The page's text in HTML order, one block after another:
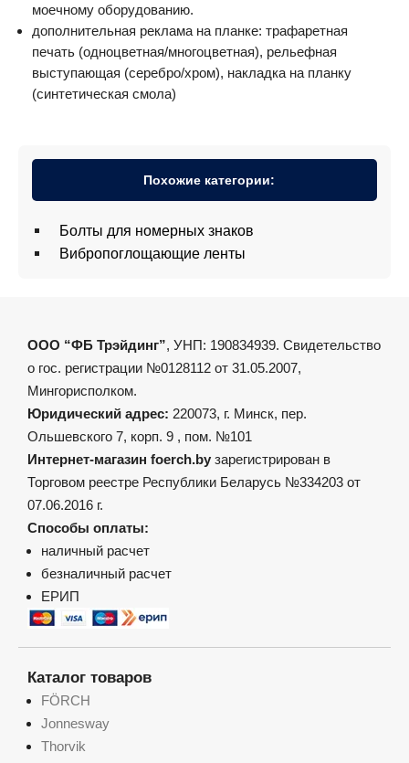
моечному оборудованию.
дополнительная реклама на планке: трафаретная
печать (одноцветная/многоцветная), рельефная
выступающая (серебро/хром), накладка на планку
(синтетическая смола)
Похожие категории:
Болты для номерных знаков
Вибропоглощающие ленты
ООО “ФБ Трэйдинг”, УНП: 190834939. Свидетельство
о гос. регистрации №0128112 от 31.05.2007,
Мингорисполком.
Юридический адрес: 220073, г. Минск, пер.
Ольшевского 7, корп. 9 , пом. №101
Интернет-магазин foerch.by зарегистрирован в
Торговом реестре Республики Беларусь №334203 от
07.06.2016 г.
Способы оплаты:
наличный расчет
безналичный расчет
ЕРИП
Каталог товаров
FÖRCH
Jonnesway
Thorvik